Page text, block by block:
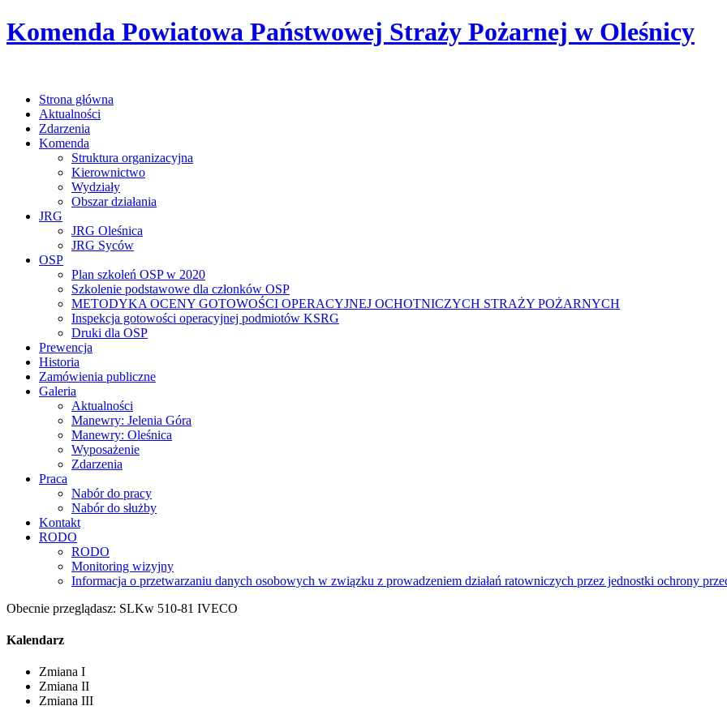
Komenda Powiatowa Państwowej Straży Pożarnej w Oleśnicy
Strona główna
Aktualności
Zdarzenia
Komenda
Struktura organizacyjna
Kierownictwo
Wydziały
Obszar działania
JRG
JRG Oleśnica
JRG Syców
OSP
Plan szkoleń OSP w 2020
Szkolenie podstawowe dla członków OSP
METODYKA OCENY GOTOWOŚCI OPERACYJNEJ OCHOTNICZYCH STRAŻY POŻARNYCH
Inspekcja gotowości operacyjnej podmiotów KSRG
Druki dla OSP
Prewencja
Historia
Zamówienia publiczne
Galeria
Aktualności
Manewry: Jelenia Góra
Manewry: Oleśnica
Wyposażenie
Zdarzenia
Praca
Nabór do pracy
Nabór do służby
Kontakt
RODO
RODO
Monitoring wizyjny
Informacja o przetwarzaniu danych osobowych w związku z prowadzeniem działań ratowniczych przez jednostki ochrony
Obecnie przeglądasz: SLKw 510-81 IVECO
Kalendarz
Zmiana I
Zmiana II
Zmiana III